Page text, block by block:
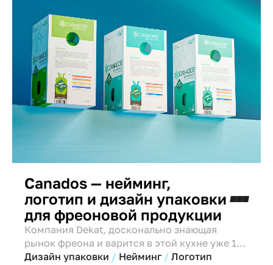
Canados — нейминг,
логотип и дизайн упаковки
для фреоновой продукции
Компания Dekat, досконально знающая
рынок фреона и варится в этой кухне уже 12
лет, сделала серьезный шаг в своем развитии.
Дизайн упаковки Нейминг Логотип